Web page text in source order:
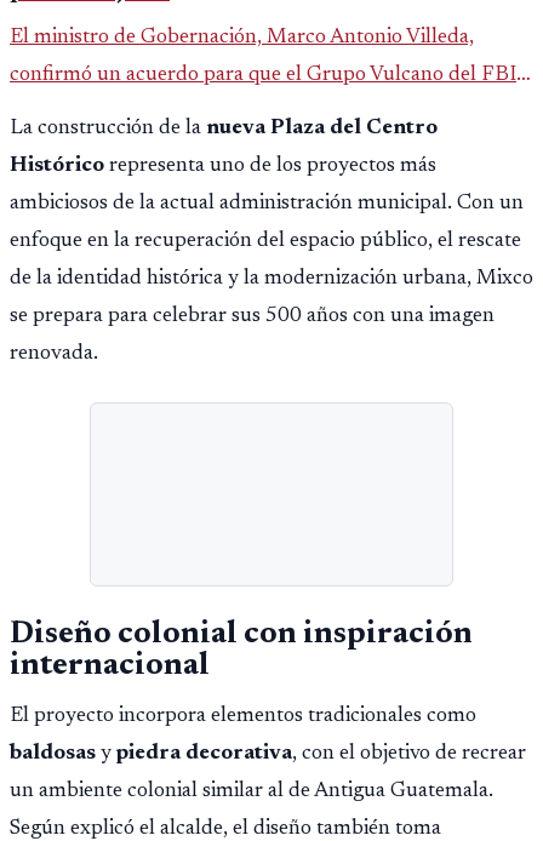
El ministro de Gobernación, Marco Antonio Villeda,
confirmó un acuerdo para que el Grupo Vulcano del FBI
opere en Guatemala a partir de julio, tras un intento
fallido con la administración anterior del Ministerio
Público.
La construcción de la nueva Plaza del Centro
Histórico representa uno de los proyectos más
ambiciosos de la actual administración municipal. Con un
enfoque en la recuperación del espacio público, el rescate
de la identidad histórica y la modernización urbana, Mixco
se prepara para celebrar sus 500 años con una imagen
renovada.
Diseño colonial con inspiración
internacional
El proyecto incorpora elementos tradicionales como
baldosas y piedra decorativa, con el objetivo de recrear
un ambiente colonial similar al de Antigua Guatemala.
Según explicó el alcalde, el diseño también toma